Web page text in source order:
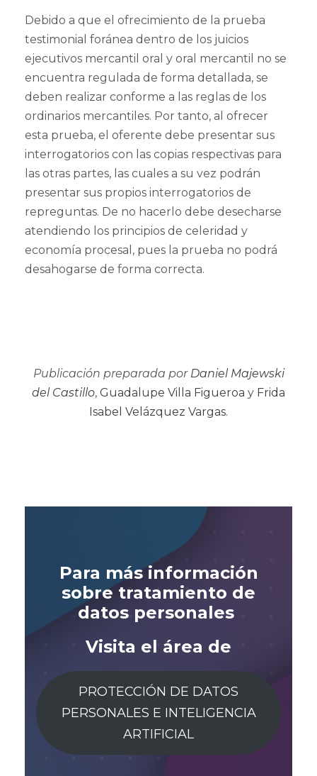
Debido a que el ofrecimiento de la prueba
testimonial foránea dentro de los juicios
ejecutivos mercantil oral y oral mercantil no se
encuentra regulada de forma detallada, se
deben realizar conforme a las reglas de los
ordinarios mercantiles. Por tanto, al ofrecer
esta prueba, el oferente debe presentar sus
interrogatorios con las copias respectivas para
las otras partes, las cuales a su vez podrán
presentar sus propios interrogatorios de
repreguntas. De no hacerlo debe desecharse
atendiendo los principios de celeridad y
economía procesal, pues la prueba no podrá
desahogarse de forma correcta.
Publicación preparada por Daniel Majewski
del Castillo, Guadalupe Villa Figueroa y Frida
Isabel Velázquez Vargas.
Para más información
sobre tratamiento de
datos personales
Visita el área de
PROTECCIÓN DE DATOS
PERSONALES E INTELIGENCIA
ARTIFICIAL